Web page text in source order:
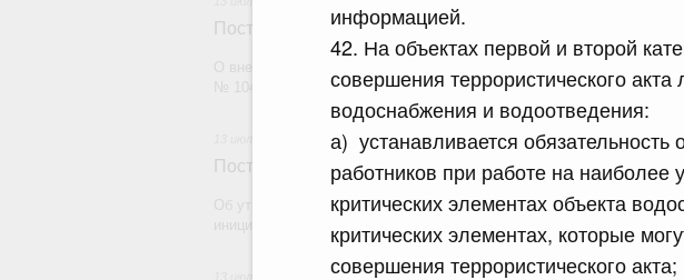
информацией.
42. На объектах первой и второй
совершения террористического
водоснабжения и водоотведения:
а) устанавливается
работников при работе на наиболее
критических элементах объекта
критических элементах, которые
совершения террористического акта;
Постановление Правительства Российской Федерации
Постановление Правительства Российской Федерации
Об утверждении Правил проведения Федеральным казначейством